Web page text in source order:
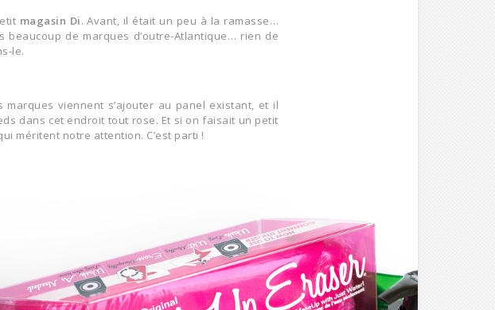
magasin Di. Avant, il était un peu à la ramasse…
de marques d’outre-Atlantique… rien de
le.
viennent s’ajouter au panel existant, et il
dans cet endroit tout rose. Et si on faisait un petit
méritent notre attention. C’est parti !